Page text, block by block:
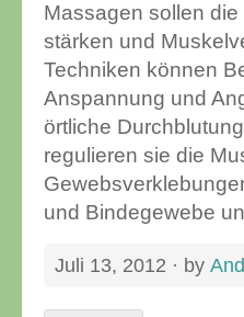
Massagen sollen
stärken und
Techniken können
Anspannung und
örtliche
regulieren sie die
und Bindegewebe
Juli 13, 2012 · by